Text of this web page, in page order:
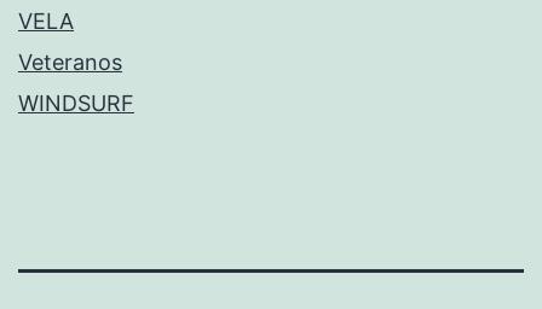
VELA
Veteranos
WINDSURF